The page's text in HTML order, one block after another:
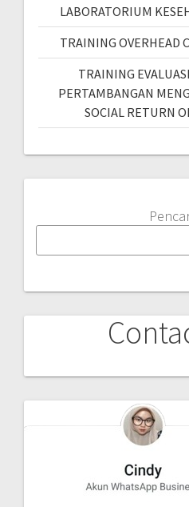
LABORATORIUM
TRAINING OVERHEAD
TRAINING
PERTAMBANGAN
SOCIAL RETURN